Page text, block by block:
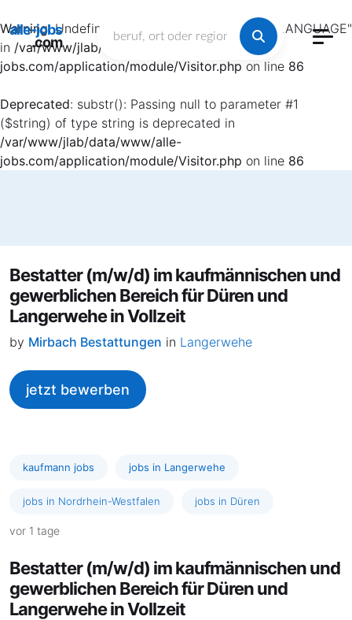
Warning: Undefined array key "HTTP_ACCEPT_LANGUAGE"
in /var/www/jlab/data/www/alle-
jobs.com/application/module/Visitor.php on line 86
Deprecated: substr(): Passing null to parameter #1
($string) of type string is deprecated in
/var/www/jlab/data/www/alle-
jobs.com/application/module/Visitor.php on line 86
alle-jobs
.com
Bestatter (m/w/d) im kaufmännischen und
gewerblichen Bereich für Düren und
Langerwehe in Vollzeit
by Mirbach Bestattungen in Langerwehe
jetzt bewerben
kaufmann jobs jobs in Langerwehe
jobs in Nordrhein-Westfalen jobs in Düren
vor 1 tage
Bestatter (m/w/d) im kaufmännischen und
gewerblichen Bereich für Düren und
Langerwehe in Vollzeit